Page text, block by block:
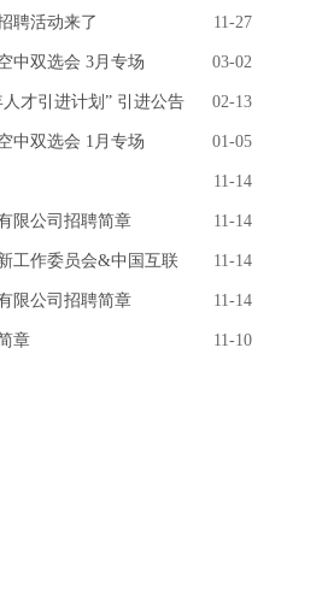
聘活动来了 11-27
中双选会 3月专场 03-02
才引进计划” 引进公告 02-13
中双选会 1月专场 01-05
11-14
限公司招聘简章 11-14
工作委员会&中国互联 11-14
限公司招聘简章 11-14
章 11-10